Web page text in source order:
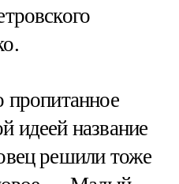
пропитанное
идеей название
решили тоже